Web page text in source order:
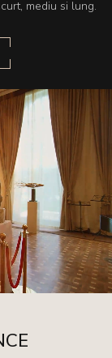
mediu si lung.